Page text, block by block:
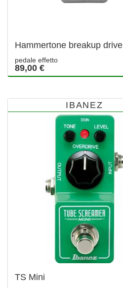
Hammertone breakup drive
pedale effetto
89,00 €
IBANEZ
TS Mini